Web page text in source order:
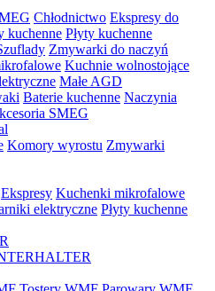
Chłodnictwo Ekspresy do
kuchenne Płyty kuchenne
Zmywarki do naczyń
Kuchnie wolnostojące
Małe AGD
Baterie kuchenne Naczynia
SMEG
Komory wyrostu Zmywarki
Ekspresy Kuchenki mikrofalowe
elektryczne Płyty kuchenne